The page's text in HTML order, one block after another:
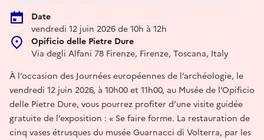
Date
vendredi 12 juin 2026 de 10h à 12h
Opificio delle Pietre Dure
Via degli Alfani 78 Firenze, Firenze, Toscana, Italy
À l’occasion des Journées européennes de l’archéologie, le
vendredi 12 juin 2026, à 10h00 et 11h00, au Musée de l’Opificio
delle Pietre Dure, vous pourrez profiter d’une visite guidée
gratuite de l’exposition : « Se faire forme. La restauration de
cinq vases étrusques du musée Guarnacci di Volterra, par les